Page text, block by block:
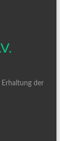
der